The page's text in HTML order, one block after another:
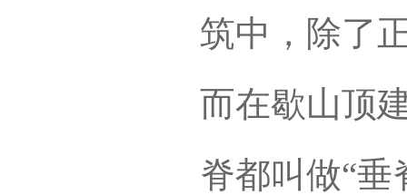
筑中，除了
而在歇山顶
脊都叫做“垂